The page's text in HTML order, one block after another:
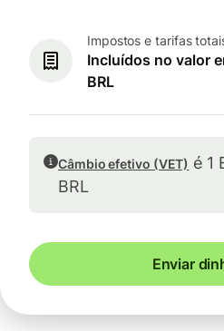
Impostos e tarifas
Incluídos no valor
BRL
Câmbio efetivo (VET) é 1
BRL
Enviar